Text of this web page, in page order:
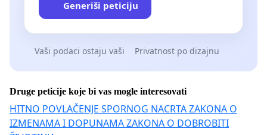
Generiši peticiju
Vaši podaci ostaju vaši Privatnost po dizajnu
Druge peticije koje bi vas mogle interesovati
HITNO POVLAČENJE SPORNOG NACRTA ZAKONA O
IZMENAMA I DOPUNAMA ZAKONA O DOBROBITI